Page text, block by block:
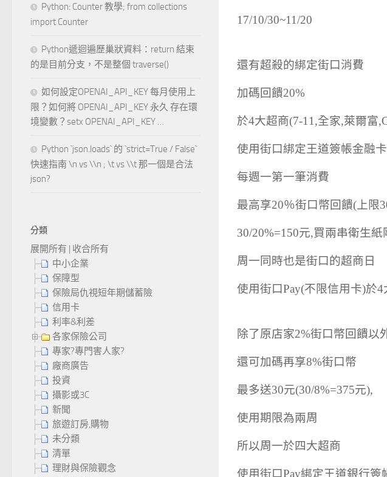
17/10/30~11/20
還有超殺的綁定街口消費
加碼回饋20%
於4大超商(7-11,全家,萊爾富
使用街口綁定王道簽帳金融卡
每週一第一筆消費
最高享20％街口幣回饋(上限
30/20%=150元,買兩串衛生紙
周一同時也是街口的超商日
使用街口Pay(不限信用卡)於4
除了原店家2%街口幣回饋以
還可加碼再享8%街口幣
最多送30元(30/8%=375元),
使用期限為兩周
所以周一於四大超商
使用街口Pay綁定王道銀行簽
Python: Counter 教學; from collections
import Counter
Python遞迴遍歷巢狀資料：return 結束
的是目前分支，不是整個 traverse()
如何設定OPENAI_API_KEY 每月使用上
限？如何將 OPENAI_API_KEY 永久 存在環
境變數？setx OPENAI_API_KEY …
Python `json.loads` 的 `strict=True / False`
快速指南 \n vs \\n ; \t vs \\t 那一個是合法
json?
分類
展開所有 | 收合所有
中小企業
保障型
保險局仇視短年期儲蓄險
信用卡
利率&利差
各家保險公司
專家?專門害人家?
廠商廣告
投資
攝影或3C
新聞
旅遊訂房,購物
未分類
清單
理財與保險觀念